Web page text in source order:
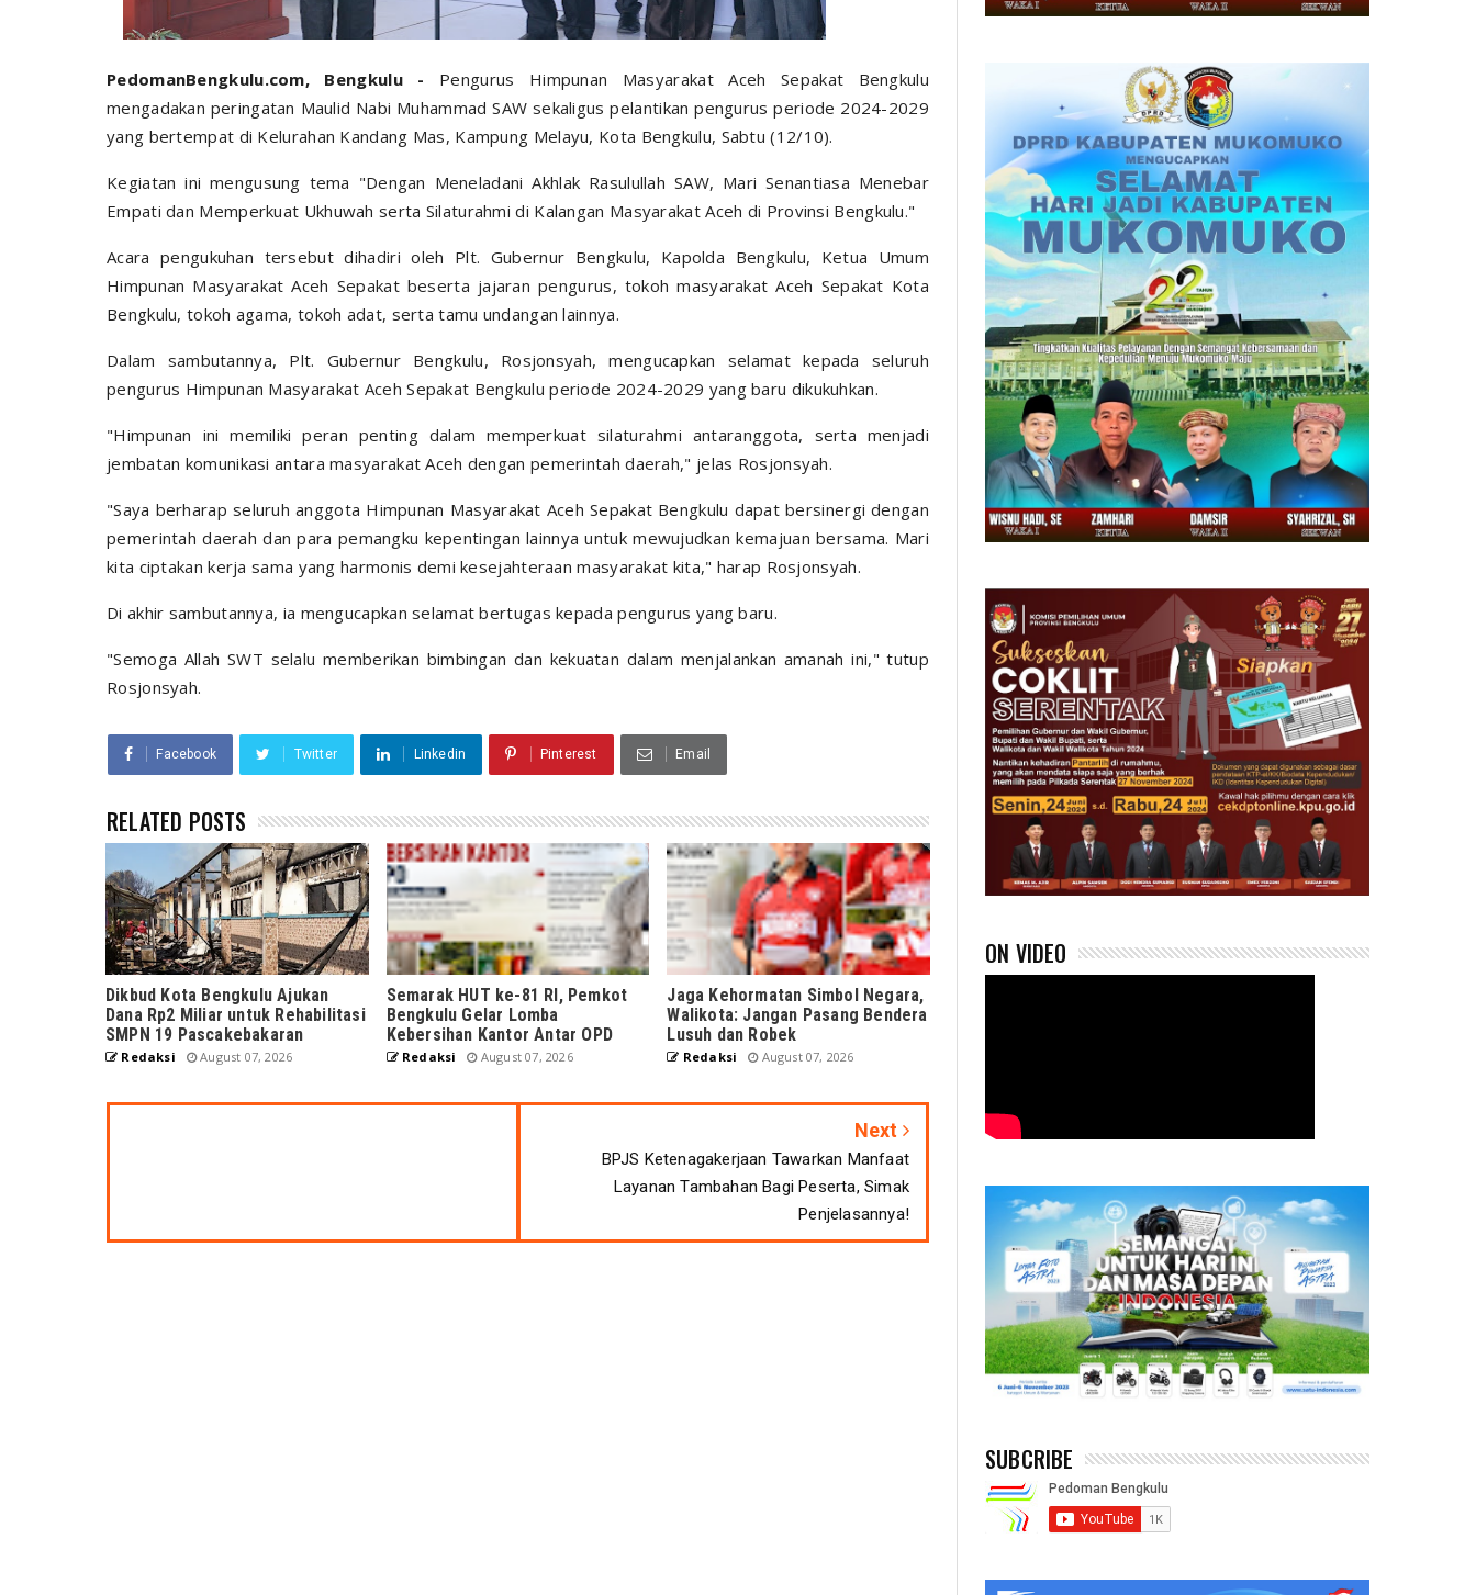
PedomanBengkulu.com, Bengkulu - Pengurus Himpunan Masyarakat Aceh Sepakat Bengkulu
mengadakan peringatan Maulid Nabi Muhammad SAW sekaligus pelantikan pengurus periode 2024-2029
yang bertempat di Kelurahan Kandang Mas, Kampung Melayu, Kota Bengkulu, Sabtu (12/10).
Kegiatan ini mengusung tema "Dengan Meneladani Akhlak Rasulullah SAW, Mari Senantiasa Menebar
Empati dan Memperkuat Ukhuwah serta Silaturahmi di Kalangan Masyarakat Aceh di Provinsi Bengkulu."
Acara pengukuhan tersebut dihadiri oleh Plt. Gubernur Bengkulu, Kapolda Bengkulu, Ketua Umum
Himpunan Masyarakat Aceh Sepakat beserta jajaran pengurus, tokoh masyarakat Aceh Sepakat Kota
Bengkulu, tokoh agama, tokoh adat, serta tamu undangan lainnya.
Dalam sambutannya, Plt. Gubernur Bengkulu, Rosjonsyah, mengucapkan selamat kepada seluruh
pengurus Himpunan Masyarakat Aceh Sepakat Bengkulu periode 2024-2029 yang baru dikukuhkan.
"Himpunan ini memiliki peran penting dalam memperkuat silaturahmi antaranggota, serta menjadi
jembatan komunikasi antara masyarakat Aceh dengan pemerintah daerah," jelas Rosjonsyah.
"Saya berharap seluruh anggota Himpunan Masyarakat Aceh Sepakat Bengkulu dapat bersinergi dengan
pemerintah daerah dan para pemangku kepentingan lainnya untuk mewujudkan kemajuan bersama. Mari
kita ciptakan kerja sama yang harmonis demi kesejahteraan masyarakat kita," harap Rosjonsyah.
Di akhir sambutannya, ia mengucapkan selamat bertugas kepada pengurus yang baru.
"Semoga Allah SWT selalu memberikan bimbingan dan kekuatan dalam menjalankan amanah ini," tutup
Rosjonsyah.
Facebook Twitter Linkedin Pinterest Email
RELATED POSTS
Dikbud Kota Bengkulu Ajukan
Dana Rp2 Miliar untuk Rehabilitasi
SMPN 19 Pascakebakaran
Redaksi August 07, 2026
Semarak HUT ke-81 RI, Pemkot
Bengkulu Gelar Lomba
Kebersihan Kantor Antar OPD
Redaksi August 07, 2026
Jaga Kehormatan Simbol Negara,
Walikota: Jangan Pasang Bendera
Lusuh dan Robek
Redaksi August 07, 2026
Next
BPJS Ketenagakerjaan Tawarkan Manfaat
Layanan Tambahan Bagi Peserta, Simak
Penjelasannya!
ON VIDEO
SUBCRIBE